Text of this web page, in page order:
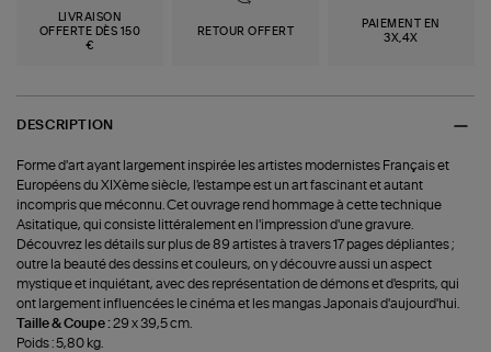
LIVRAISON
OFFERTE DÈS 150
€
RETOUR OFFERT
PAIEMENT EN
3X,4X
DESCRIPTION
Forme d'art ayant largement inspirée les artistes modernistes Français et
Européens du XIXème siècle, l'estampe est un art fascinant et autant
incompris que méconnu. Cet ouvrage rend hommage à cette technique
Asitatique, qui consiste littéralement en l'impression d'une gravure.
Découvrez les détails sur plus de 89 artistes à travers 17 pages dépliantes ;
outre la beauté des dessins et couleurs, on y découvre aussi un aspect
mystique et inquiétant, avec des représentation de démons et d'esprits, qui
ont largement influencées le cinéma et les mangas Japonais d'aujourd'hui.
Taille & Coupe :29 x 39,5 cm.
Poids : 5,80 kg.